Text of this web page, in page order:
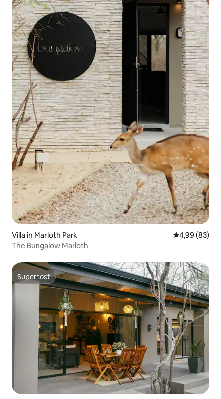
Villa in Marloth Park Gemiddelde
4,99 (83)
The Bungalow Marloth
Superhost
Superhost